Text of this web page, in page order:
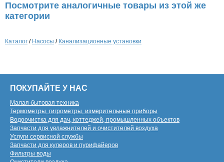
Посмотрите аналогичные товары из этой же
категории
Каталог / Насосы / Канализационные установки
ПОКУПАЙТЕ У НАС
Малая бытовая техника
Термометры, гигрометры, измерительные приборы
Водоочистка для дач, коттеджей, промышленных объектов
Запчасти для увлажнителей и очистителей воздуха
Услуги сервисной службы
Запчасти для кулеров и пурифайеров
Фильтры воды